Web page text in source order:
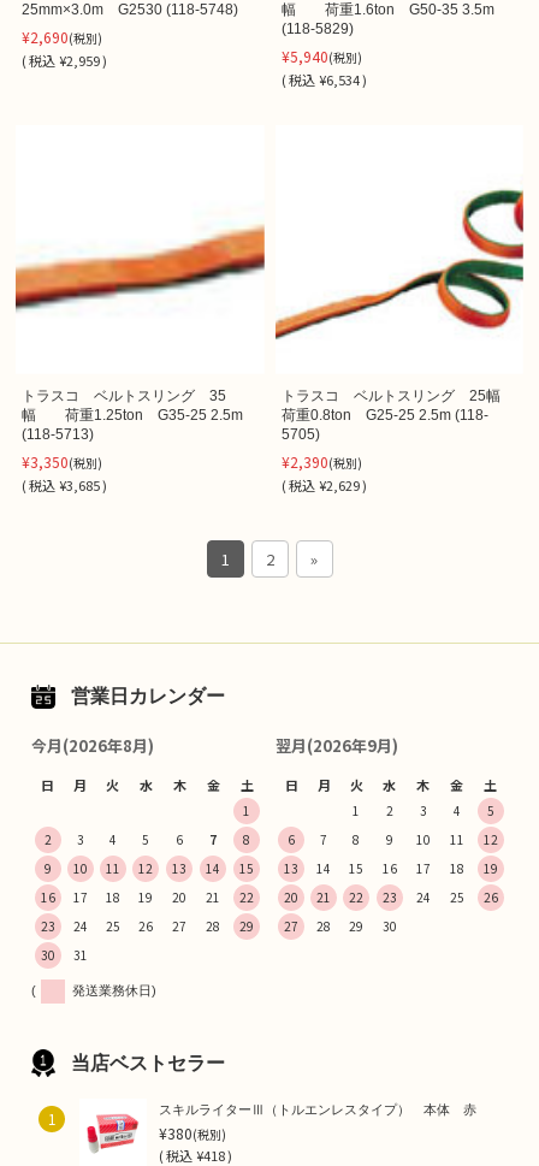
25mm×3.0m G2530 (118-5748)
¥2,690(税別)
(税込¥2,959 )
幅 荷重1.6ton G50-35 3.5m
(118-5829)
¥5,940(税別)
(税込 ¥6,534 )
トラスコ ベルトスリング 35
幅 荷重1.25ton G35-25 2.5m
(118-5713)
¥3,350(税別)
(税込¥3,685 )
トラスコ ベルトスリング 25幅
荷重0.8ton G25-25 2.5m (118-
5705)
¥2,390(税別)
(税込 ¥2,629 )
1 2 »
営業日カレンダー
今月(2026年8月)
日 月 火 水 木 金 土
1
2
3 4 5 6 7
8
9
10 11 12 13 14
15
16
17 18 19 20 21
22
23
24 25 26 27 28
29
30
31
翌月(2026年9月)
日 月 火 水 木 金 土
1 2 3 4
5
6
7 8 9 10 11
12
13
14 15 16 17 18
19
20
21 22 23 24 25
26
27
28 29 30
( 発送業務休日)
当店ベストセラー
1 スキルライターⅢ（トルエンレスタイプ） 本体 赤
¥380(税別)
(税込¥418 )